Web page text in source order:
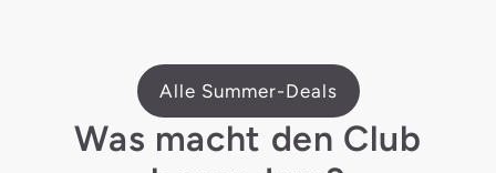
Alle Summer-Deals
Was macht den Club